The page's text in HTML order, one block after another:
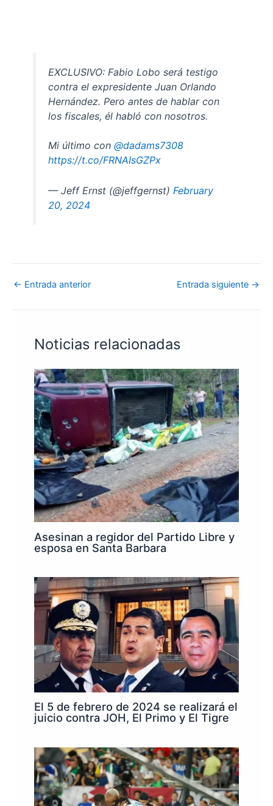
EXCLUSIVO: Fabio Lobo será testigo
contra el expresidente Juan Orlando
Hernández. Pero antes de hablar con
los fiscales, él habló con nosotros.
Mi último con@dadams7308
https://t.co/FRNAIsGZPx
— Jeff Ernst (@jeffgernst)February
20, 2024
← Entrada anterior Entrada siguiente →
Noticias relacionadas
Asesinan a regidor del Partido Libre y
esposa en Santa Barbara
El 5 de febrero de 2024 se realizará el
juicio contra JOH, El Primo y El Tigre